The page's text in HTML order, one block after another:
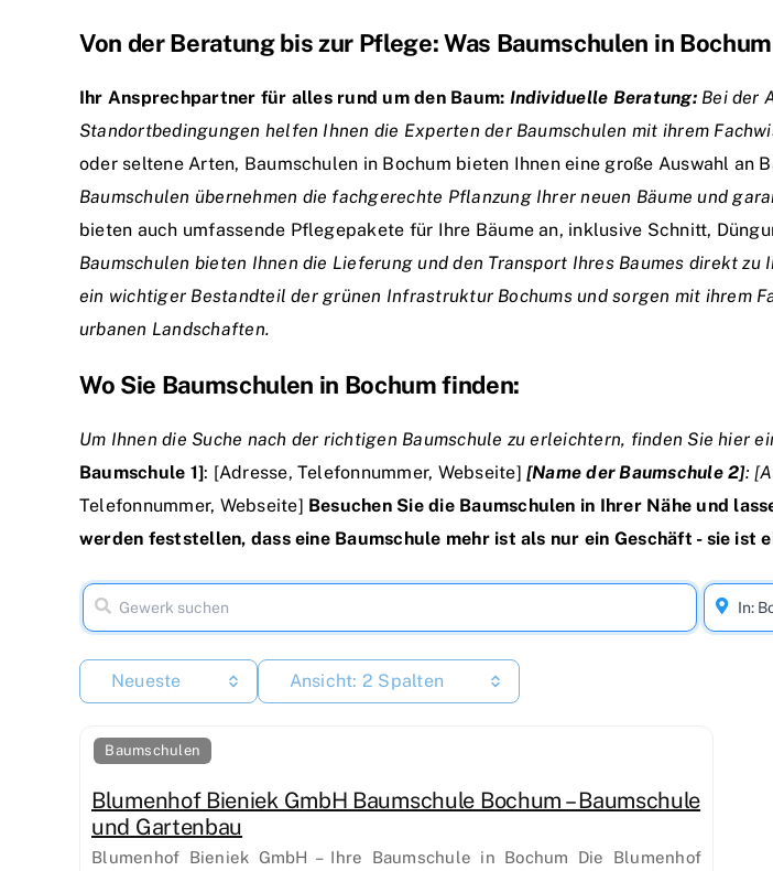
Von der Beratung bis zur Pflege: Was Baumschulen in
Ihr Ansprechpartner für alles rund um den Baum: Individuelle Beratung:Bei der
Standortbedingungen helfen Ihnen die Experten der Baumschulen mit ihrem
oder seltene Arten, Baumschulen in Bochum bieten Ihnen eine große Auswahl an
Baumschulen übernehmen die fachgerechte Pflanzung Ihrer neuen Bäume und
bieten auch umfassende Pflegepakete für Ihre Bäume an, inklusive Schnitt,
Baumschulen bieten Ihnen die Lieferung und den Transport Ihres Baumes direkt zu
ein wichtiger Bestandteil der grünen Infrastruktur Bochums und sorgen mit ihrem
urbanen Landschaften.
Wo Sie Baumschulen in Bochum finden:
Um Ihnen die Suche nach der richtigen Baumschule zu erleichtern, finden Sie hier
Baumschule 1]: [Adresse, Telefonnummer, Webseite][Name der Baumschule 2]:
Telefonnummer, Webseite] Besuchen Sie die Baumschulen in Ihrer Nähe und
werden feststellen, dass eine Baumschule mehr ist als nur ein Geschäft - sie ist
Neueste Ansicht: 2 Spalten
Baumschulen
Blumenhof Bieniek GmbH Baumschule Bochum – Baumschule
und Gartenbau
Blumenhof Bieniek GmbH – Ihre Baumschule in Bochum Die Blumenhof